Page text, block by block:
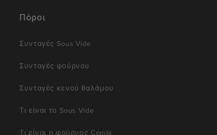
Πόροι
Συνταγές Sous Vide
Συνταγές φούρνου
Συνταγές κενού θαλάμου
Τι είναι το Sous Vide
Τι είναι ο φούρνος Combi